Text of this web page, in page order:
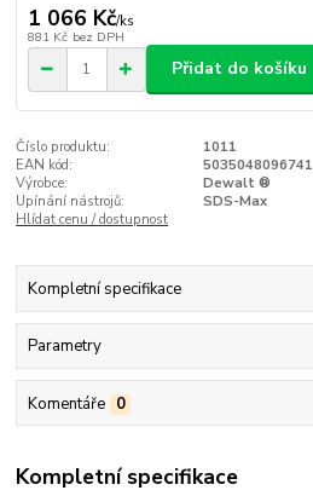
1 066 Kč/ks
881 Kč bez DPH
Přidat do košíku
Číslo produktu:
1011
EAN kód:
5035048096741
Výrobce:
Dewalt ®
Upínání nástrojů:
SDS-Max
Hlídat cenu / dostupnost
Kompletní specifikace
Parametry
Komentáře 0
Kompletní specifikace